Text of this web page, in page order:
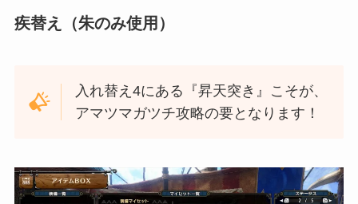
疾替え（朱のみ使用）
入れ替え4にある『昇天突き』こそが、
アマツマガツチ攻略の要となります！